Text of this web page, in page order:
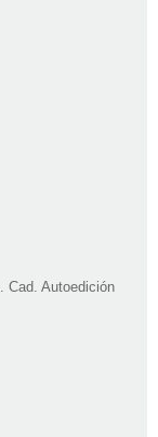
Cad. Autoedición